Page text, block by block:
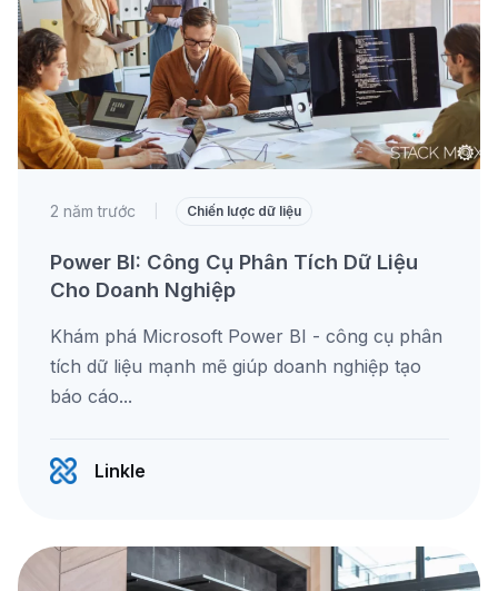
2 năm trước Chiến lược dữ liệu
Power BI: Công Cụ Phân Tích Dữ Liệu
Cho Doanh Nghiệp
Khám phá Microsoft Power BI - công cụ phân
tích dữ liệu mạnh mẽ giúp doanh nghiệp tạo
báo cáo...
Linkle